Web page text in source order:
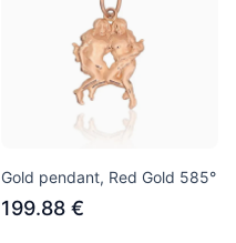
Gold pendant, Red Gold 585°
199.88 €